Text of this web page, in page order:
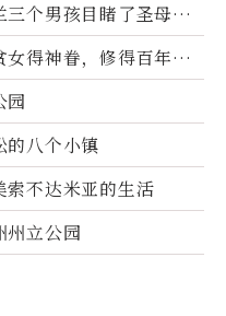
个男孩目睹了圣母显
得神眷，修得百年不
园
的八个小镇
索不达米亚的生活
州立公园